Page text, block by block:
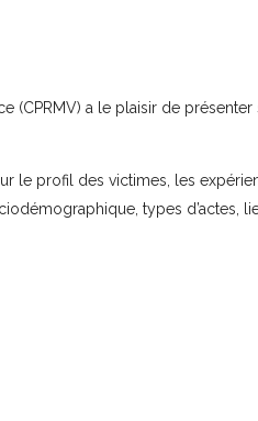
(CPRMV) a le plaisir de
le profil des victimes, les
types d’actes,